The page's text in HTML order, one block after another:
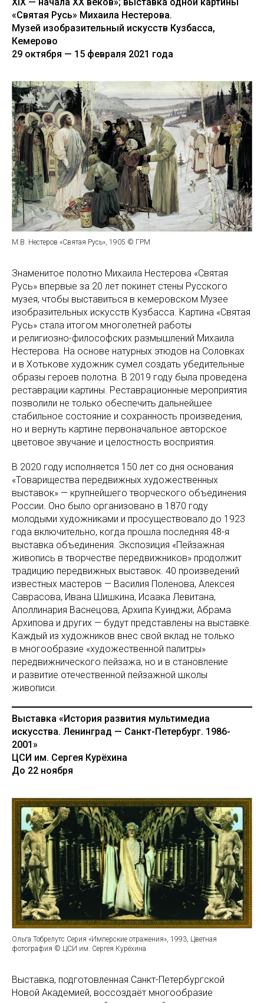
XIX — начала XX веков»; выставка одной картины
«Святая Русь» Михаила Нестерова.
Музей изобразительный искусств Кузбасса,
Кемерово
29 октября — 15 февраля 2021 года
М.В. Нестеров «Святая Русь», 1905 © ГРМ
Знаменитое полотно Михаила Нестерова «Святая
Русь» впервые за 20 лет покинет стены Русского
музея, чтобы выставиться в кемеровском Музее
изобразительных искусств Кузбасса. Картина «Святая
Русь» стала итогом многолетней работы
и религиозно-философских размышлений Михаила
Нестерова. На основе натурных этюдов на Соловках
и в Хотькове художник сумел создать убедительные
образы героев полотна. В 2019 году была проведена
реставрации картины. Реставрационные мероприятия
позволили не только обеспечить дальнейшее
стабильное состояние и сохранность произведения,
но и вернуть картине первоначальное авторское
цветовое звучание и целостность восприятия.
В 2020 году исполняется 150 лет со дня основания
«Товарищества передвижных художественных
выставок» — крупнейшего творческого объединения
России. Оно было организовано в 1870 году
молодыми художниками и просуществовало до 1923
года включительно, когда прошла последняя 48-я
выставка объединения. Экспозиция «Пейзажная
живопись в творчестве передвижников» продолжит
традицию передвижных выставок. 40 произведений
известных мастеров — Василия Поленова, Алексея
Саврасова, Ивана Шишкина, Исаака Левитана,
Аполлинария Васнецова, Архипа Куинджи, Абрама
Архипова и других — будут представлены на выставке.
Каждый из художников внес свой вклад не только
в многообразие «художественной палитры»
передвижнического пейзажа, но и в становление
и развитие отечественной пейзажной школы
живописи.
Выставка «История развития мультимедиа
искусства. Ленинград — Санкт-Петербург. 1986-
2001»
ЦСИ им. Сергея Курёхина
До 22 ноября
Ольга Тобрелутс Серия «Имперские отражения», 1993, Цветная
фотография © ЦСИ им. Сергея Курёхина
Выставка, подготовленная Санкт-Петербургской
Новой Академией, воссоздаёт многообразие